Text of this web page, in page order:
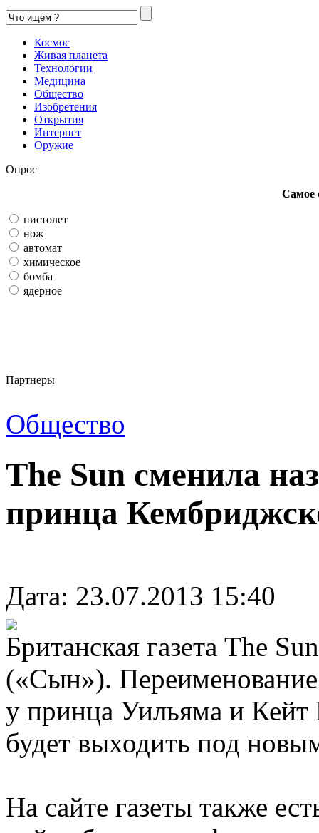
Космос
Живая планета
Технологии
Медицина
Общество
Изобретения
Открытия
Интернет
Оружие
Опрос
Самое
пистолет
нож
автомат
химическое
бомба
ядерное
Партнеры
Общество
The Sun сменила
принца
Дата: 23.07.2013 15:40
Британская газета The
(«Сын»).
у принца Уильяма и Кейт
будет выходить под
На сайте газеты также